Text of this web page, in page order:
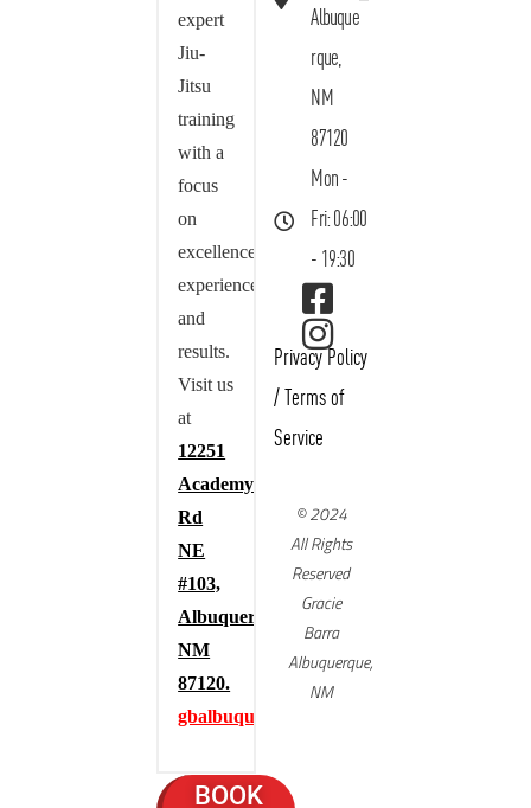
expert
Jiu-
Jitsu
training
with a
focus
on
excellence,
experience,
and
results.
Visit us
at
12251
Academy
Rd
NE
#103,
Albuquerque,
NM
87120.
gbalbuquerque.com
BOOK
Albuque
rque,
NM
87120
Mon -
Fri: 06:00
- 19:30
Privacy Policy
/ Terms of
Service
© 2024
All Rights
Reserved
Gracie
Barra
Albuquerque,
NM